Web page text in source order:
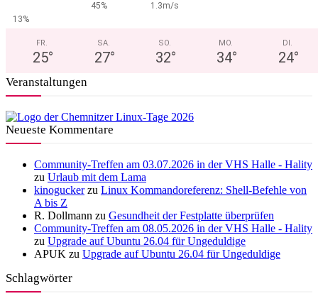
45%
1.3m/s
13%
FR.
25°
SA.
27°
SO.
32°
MO.
34°
DI.
24°
Veranstaltungen
Neueste Kommentare
Community-Treffen am 03.07.2026 in der VHS Halle - Hality
zu Urlaub mit dem Lama
kinoguckerzu Linux Kommandoreferenz: Shell-Befehle von
A bis Z
R. Dollmann zu Gesundheit der Festplatte überprüfen
Community-Treffen am 08.05.2026 in der VHS Halle - Hality
zu Upgrade auf Ubuntu 26.04 für Ungeduldige
APUK zu Upgrade auf Ubuntu 26.04 für Ungeduldige
Schlagwörter